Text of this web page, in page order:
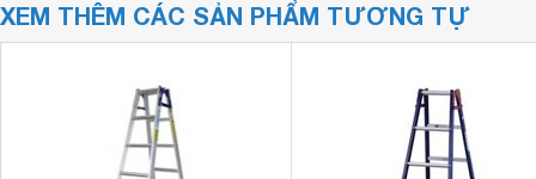
XEM THÊM CÁC SẢN PHẨM TƯƠNG TỰ